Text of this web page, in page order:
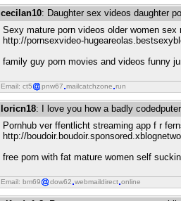
cecilan10: Daughter sex videos daughter
Sexy mature porn videos older women sex
http://pornsexvideo-
family guy porn movies and videos funny
Email: ct5 pnw67 mailcatchzone run
loricn18: I love you how a badly
Pornhub ver ffentlicht streaming app f r
http://
free porn with fat mature women self
Email: bm69 dow62 webmaildirect online